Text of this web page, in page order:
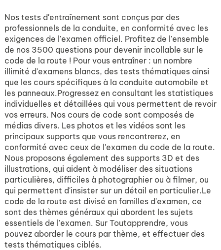
Nos tests d'entraînement sont conçus par des
professionnels de la conduite, en conformité avec les
exigences de l'examen officiel. Profitez de l'ensemble
de nos 3500 questions pour devenir incollable sur le
code de la route ! Pour vous entraîner : un nombre
illimité d'examens blancs, des tests thématiques ainsi
que les cours spécifiques à la conduite automobile et
les panneaux.Progressez en consultant les statistiques
individuelles et détaillées qui vous permettent de revoir
vos erreurs. Nos cours de code sont composés de
médias divers. Les photos et les vidéos sont les
principaux supports que vous rencontrerez, en
conformité avec ceux de l'examen du code de la route.
Nous proposons également des supports 3D et des
illustrations, qui aident à modéliser des situations
particulières, difficiles à photographier ou à filmer, ou
qui permettent d'insister sur un détail en particulier.Le
code de la route est divisé en familles d'examen, ce
sont des thèmes généraux qui abordent les sujets
essentiels de l'examen. Sur Toutapprendre, vous
pouvez aborder le cours par thème, et effectuer des
tests thématiques ciblés.